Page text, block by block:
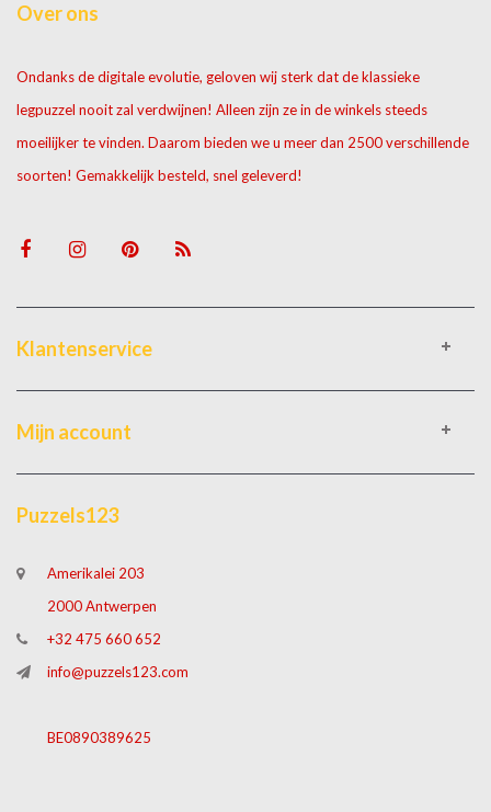
Over ons
Ondanks de digitale evolutie, geloven wij sterk dat de klassieke
legpuzzel nooit zal verdwijnen! Alleen zijn ze in de winkels steeds
moeilijker te vinden. Daarom bieden we u meer dan 2500 verschillende
soorten! Gemakkelijk besteld, snel geleverd!
Klantenservice
Mijn account
Puzzels123
Amerikalei 203
2000 Antwerpen
+32 475 660 652
info@puzzels123.com
BE0890389625